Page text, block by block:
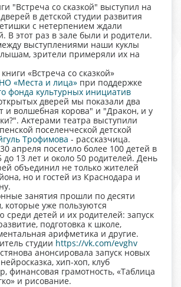
"Встреча со сказкой" выступил на
в детской студии развития
с нетерпением ждали
В этот раз в зале были и родители.
выступлениями наши куклы
зрители примеряли их на
«Встреча со сказкой»
«Места и лица» при поддержке
фонда культурных инициатив
дверей мы показали два
и волшебная корова" и "Дракон, и у
Актерами театра выступили
поселенческой детской
Трофимова - рассказчица.
апреля посетило более 100 детей в
до 13 лет и около 50 родителей. День
объединил не только жителей
но и гостей из Краснодара и
занятия прошли по десяти
которые уже пользуются
среди детей и их родителей: запуск
подготовка к школе,
арифметика и другие.
студии https://vk.com/evghv
анонсировала запуск новых
хип-хоп, клуб
финансовая грамотность, «Таблица
и рисование.